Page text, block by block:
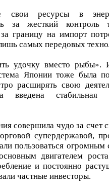
свои ресурсы в
за жесткий
границу на импорт
самых передовых
удочку вместо рыбы».
Японии тоже была
расширять свою
введена стабильная
совершила чудо за счет
супердержавой,
пользоваться
двигателем
и постоянно
частные инвесторы.